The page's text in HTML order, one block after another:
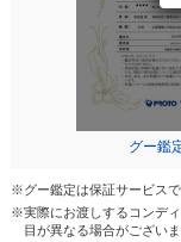
グー鑑
※グー鑑定は保証サービス
※実際にお渡しするコンデ
目が異なる場合がございま